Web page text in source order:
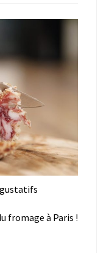
gustatifs
fromage à Paris !